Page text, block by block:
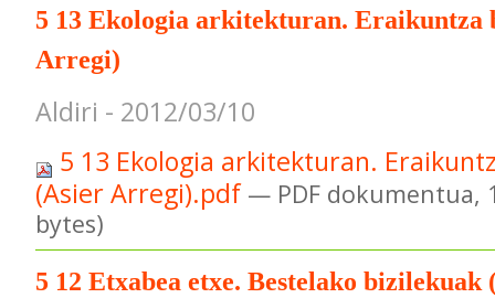
5 13 Ekologia arkitekturan. Eraikuntza
Arregi)
Aldiri - 2012/03/10
5 13 Ekologia arkitekturan.
(Asier Arregi).pdf — PDF dokumentua,
bytes)
5 12 Etxabea etxe. Bestelako